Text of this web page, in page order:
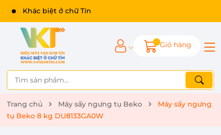
Giỏ hàng
Trang chủ Máy sấy ngưng tụ Beko
Máy sấy ngưng
tụ Beko 8 kg DU8133GA0W